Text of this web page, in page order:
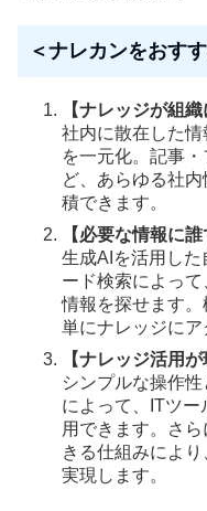
＜ナレカンをおす
【ナレッジが組
社内に散在した
を一元化。記事
ど、あらゆる社
積できます。
【必要な情報に
生成AIを活用した
ード検索によって
情報を探せます
単にナレッジにア
【ナレッジ活用
シンプルな操作
によって、ITツ
用できます。さ
きる仕組みにより
実現します。